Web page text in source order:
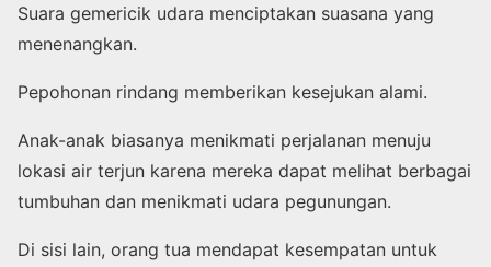
Suara gemericik udara menciptakan suasana yang
menenangkan.
Pepohonan rindang memberikan kesejukan alami.
Anak-anak biasanya menikmati perjalanan menuju
lokasi air terjun karena mereka dapat melihat berbagai
tumbuhan dan menikmati udara pegunungan.
Di sisi lain, orang tua mendapat kesempatan untuk